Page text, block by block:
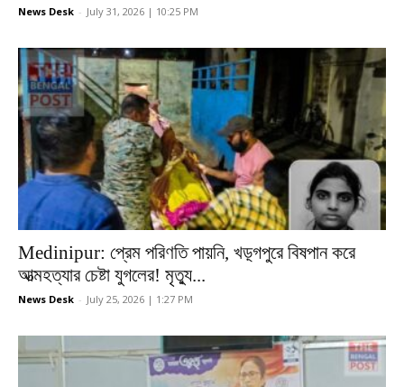
News Desk - July 31, 2026 | 10:25 PM
Medinipur: প্রেম পরিণতি পায়নি, খড়্গপুরে বিষপান করে
আত্মহত্যার চেষ্টা যুগলের! মৃত্যু...
News Desk - July 25, 2026 | 1:27 PM